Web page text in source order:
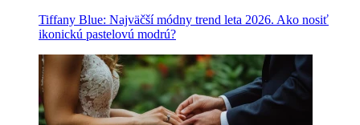
Tiffany Blue: Najväčší módny trend leta 2026. Ako nosiť
ikonickú pastelovú modrú?